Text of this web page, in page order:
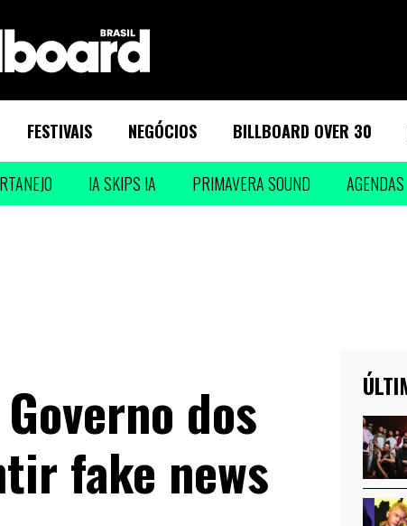
FESTIVAIS NEGÓCIOS BILLBOARD OVER 30
IA SKIPS IA PRIMAVERA SOUND AGENDAS
dos
fake news